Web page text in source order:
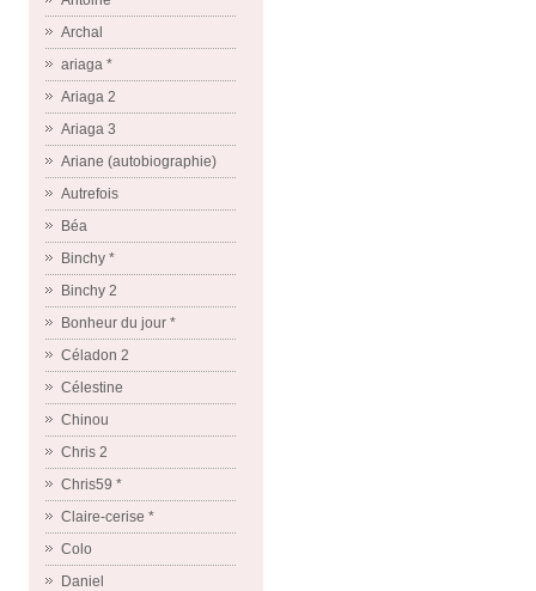
Archal
ariaga *
Ariaga 2
Ariaga 3
Ariane (autobiographie)
Autrefois
Béa
Binchy *
Binchy 2
Bonheur du jour *
Céladon 2
Célestine
Chinou
Chris 2
Chris59 *
Claire-cerise *
Colo
Daniel